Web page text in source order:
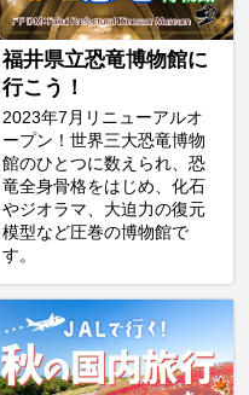
福井県立恐竜博物館に
行こう！
2023年7月リニューアルオ
ープン！世界三大恐竜博物
館のひとつに数えられ、恐
竜全身骨格をはじめ、化石
やジオラマ、大迫力の復元
模型など圧巻の博物館で
す。